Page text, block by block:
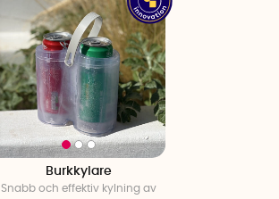
Burkkylare
Snabb och effektiv kylning av